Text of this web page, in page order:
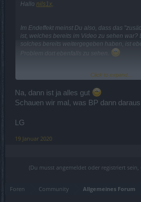
Hallo nils1x,
Im Endeffekt meinst Du also, dass das
ist, welches bereits im Video zu sehen war?
solches bereits weitergegeben haben, ist
König Heredur, als auch Bearach haben
bereits länger gezeigt, da das Ein- bzw.
aber wir haben es ohnehin weitergeleitet.
Click to expand...
Na, dann ist ja alles gut
Schauen wir mal, was BP dann
LG
19 Januar 2020
(Du musst angemeldet oder registriert
Foren Community Allgemeines Forum